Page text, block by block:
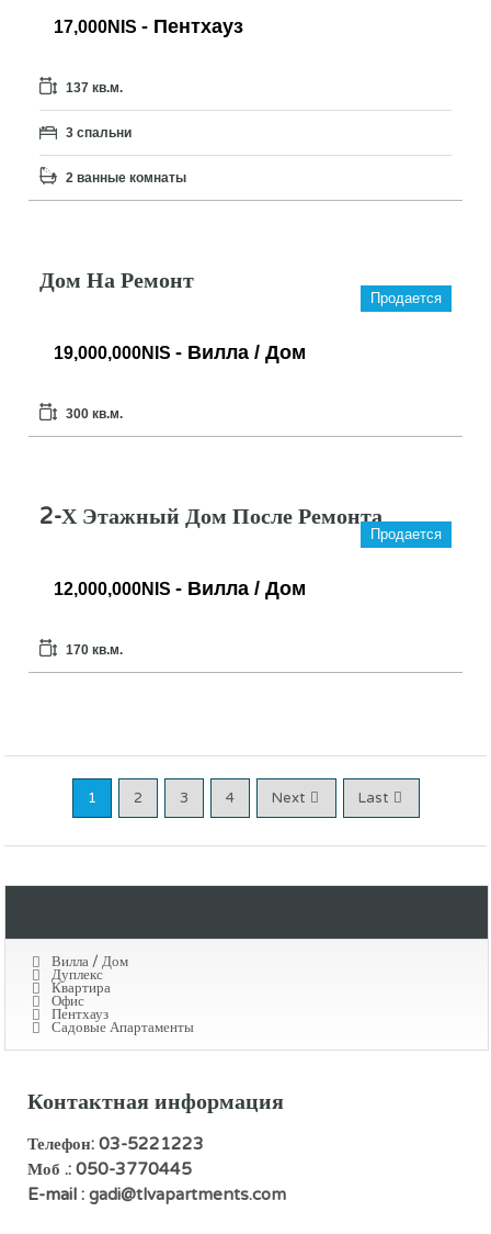
17,000NIS - Пентхауз
137 кв.м.
3 спальни
2 ванные комнаты
Дом На Ремонт
Продается
19,000,000NIS - Вилла / Дом
300 кв.м.
2-Х Этажный Дом После Ремонта
Продается
12,000,000NIS - Вилла / Дом
170 кв.м.
1 2 3 4 Next Last
Вилла / Дом
Дуплекс
Квартира
Офис
Пентхауз
Садовые Апартаменты
Контактная информация
Телефон: 03-5221223
Моб .: 050-3770445
E-mail : gadi@tlvapartments.com